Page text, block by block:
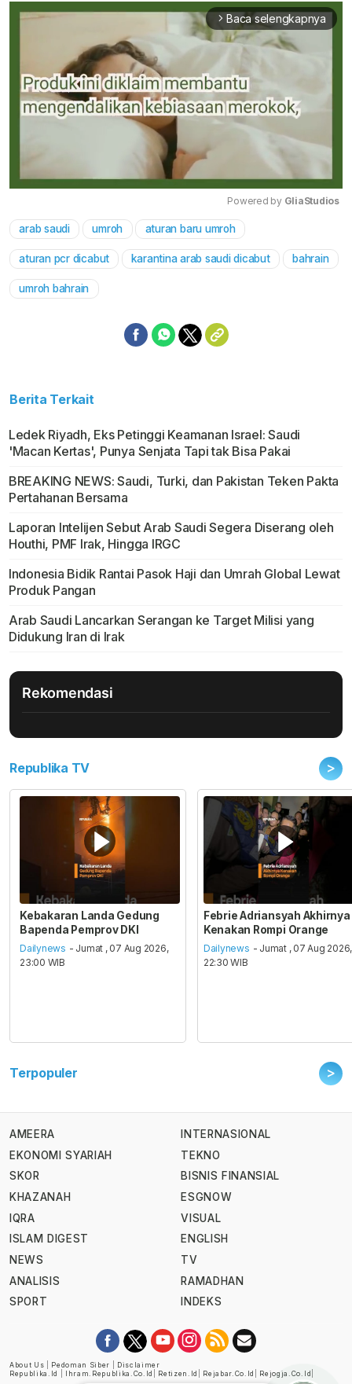
arrow_forward_ios Baca selengkapnya
Powered by GliaStudios
arab saudi umroh aturan baru umroh
aturan pcr dicabut karantina arab saudi dicabut bahrain
umroh bahrain
Berita Terkait
Ledek Riyadh, Eks Petinggi Keamanan Israel: Saudi
'Macan Kertas', Punya Senjata Tapi tak Bisa Pakai
BREAKING NEWS: Saudi, Turki, dan Pakistan Teken Pakta
Pertahanan Bersama
Laporan Intelijen Sebut Arab Saudi Segera Diserang oleh
Houthi, PMF Irak, Hingga IRGC
Indonesia Bidik Rantai Pasok Haji dan Umrah Global Lewat
Produk Pangan
Arab Saudi Lancarkan Serangan ke Target Milisi yang
Didukung Iran di Irak
Rekomendasi
Republika TV >
Kebakaran Landa Gedung
Bapenda Pemprov DKI
Dailynews - Jumat , 07 Aug 2026,
23:00 WIB
Febrie Adriansyah Akhirnya
Kenakan Rompi Orange
Dailynews - Jumat , 07 Aug 2026,
22:30 WIB
Terpopuler >
AMEERA
EKONOMI SYARIAH
SKOR
KHAZANAH
IQRA
ISLAM DIGEST
NEWS
ANALISIS
SPORT
INTERNASIONAL
TEKNO
BISNIS FINANSIAL
ESGNOW
VISUAL
ENGLISH
TV
RAMADHAN
INDEKS
About Us Pedoman Siber
Disclaimer
Republika.id
Ihram.republika.co.id Retizen.id Rejabar.co.id Rejogja.co.id